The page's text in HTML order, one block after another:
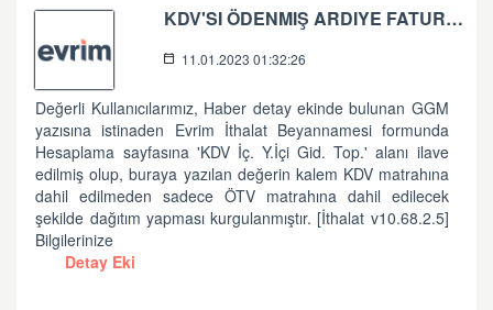
KDV'SI ÖDENMIŞ ARDIYE FATURALARININ SADECE ÖTV MATRAHINA DAHIL EDILEREK BEYAN EDILMESI HK. (GELİŞTİRME)
11.01.2023 01:32:26
Değerli Kullanıcılarımız, Haber detay ekinde bulunan GGM
yazısına istinaden Evrim İthalat Beyannamesi formunda
Hesaplama sayfasına 'KDV İç. Y.İçi Gid. Top.' alanı ilave
edilmiş olup, buraya yazılan değerin kalem KDV matrahına
dahil edilmeden sadece ÖTV matrahına dahil edilecek
şekilde dağıtım yapması kurgulanmıştır. [İthalat v10.68.2.5]
Bilgilerinize
Detay Eki